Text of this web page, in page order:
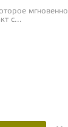
мгновенно
с...